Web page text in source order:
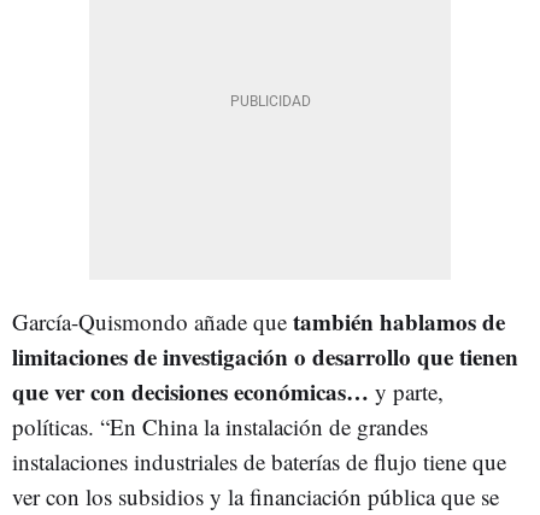
García-Quismondo añade que también hablamos de
limitaciones de investigación o desarrollo que tienen
que ver con decisiones económicas… y parte,
políticas. “En China la instalación de grandes
instalaciones industriales de baterías de flujo tiene que
ver con los subsidios y la financiación pública que se